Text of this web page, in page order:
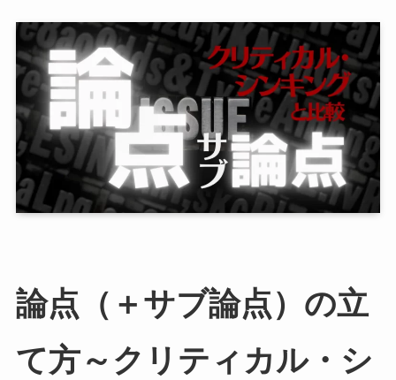
論点（＋サブ論点）の立
て方～クリティカル・シ